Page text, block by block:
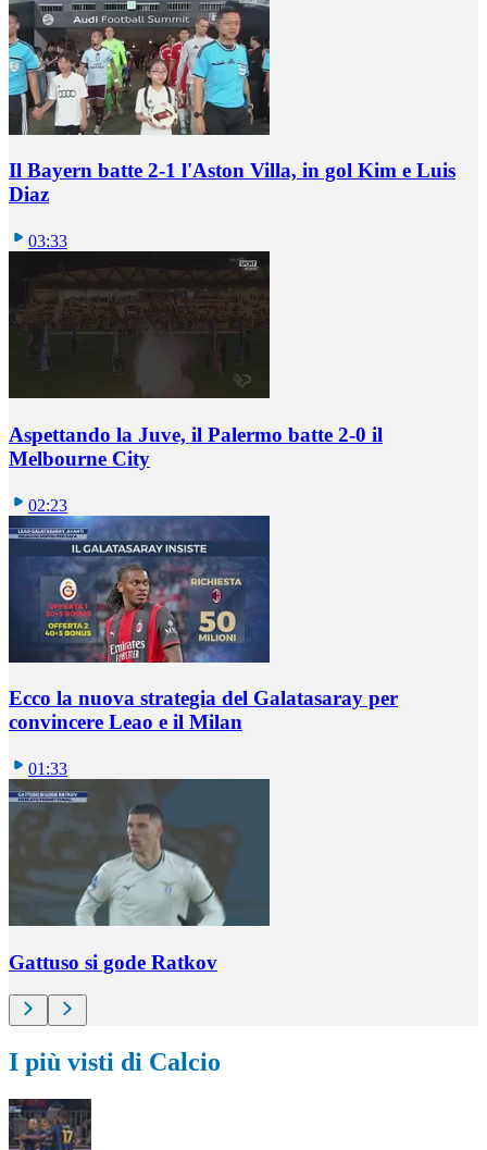
Il Bayern batte 2-1 l'Aston Villa, in gol Kim e Luis
Diaz
03:33
Aspettando la Juve, il Palermo batte 2-0 il
Melbourne City
02:23
Ecco la nuova strategia del Galatasaray per
convincere Leao e il Milan
01:33
Gattuso si gode Ratkov
I più visti di Calcio